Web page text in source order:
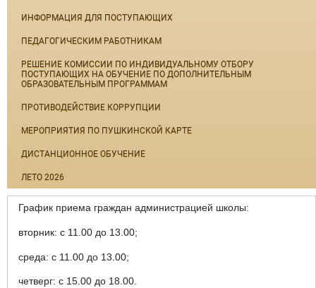
ИНФОРМАЦИЯ ДЛЯ ПОСТУПАЮЩИХ
ПЕДАГОГИЧЕСКИМ РАБОТНИКАМ
РЕШЕНИЕ КОМИССИИ ПО ИНДИВИДУАЛЬНОМУ ОТБОРУ
ПОСТУПАЮЩИХ НА ОБУЧЕНИЕ ПО ДОПОЛНИТЕЛЬНЫМ
ОБРАЗОВАТЕЛЬНЫМ ПРОГРАММАМ
ПРОТИВОДЕЙСТВИЕ КОРРУПЦИИ
МЕРОПРИЯТИЯ ПО ПУШКИНСКОЙ КАРТЕ
ДИСТАНЦИОННОЕ ОБУЧЕНИЕ
ЛЕТО 2026
График приема граждан администрацией школы:
вторник: с 11.00 до 13.00;
среда: с 11.00 до 13.00;
четверг: с 15.00 до 18.00.